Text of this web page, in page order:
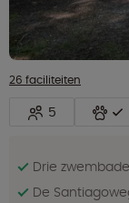
26 faciliteiten
5
Drie
De